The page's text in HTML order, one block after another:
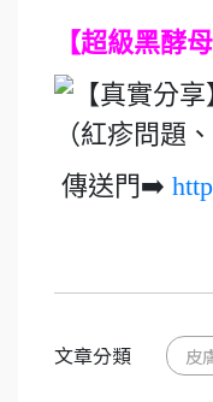
【超級黑酵母
傳送門➡️
文章分類 皮